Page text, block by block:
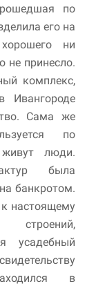
по
его на
ни
не принесло.
комплекс,
Ивангороде
Сама же
по
люди.
была
банкротом.
настоящему
строений,
усадебный
в